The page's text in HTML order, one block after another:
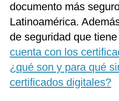
México
España
Internacional
Tecnología
documento más
Latinoamérica.
de seguridad que
cuenta con los
¿qué son y para qué
certificados digitales?